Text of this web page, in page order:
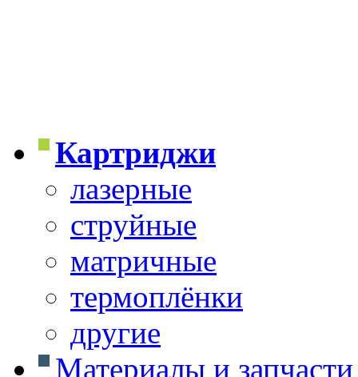
Картриджи
лазерные
струйные
матричные
термоплёнки
другие
Материалы и запчасти